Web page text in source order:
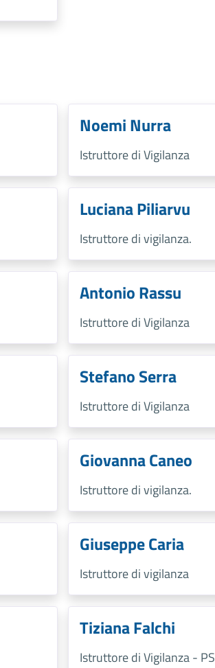
Noemi Nurra
Istruttore di Vigilanza
Luciana Piliarvu
Istruttore di vigilanza.
Antonio Rassu
Istruttore di Vigilanza
Stefano Serra
Istruttore di Vigilanza
Giovanna Caneo
Istruttore di vigilanza.
Giuseppe Caria
Istruttore di vigilanza
Tiziana Falchi
Istruttore di Vigilanza - PS